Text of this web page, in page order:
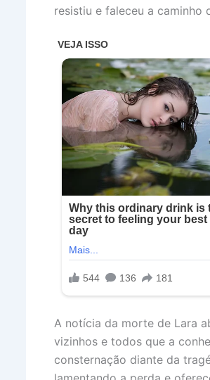
resistiu e faleceu a caminho
A notícia da morte de Lara
vizinhos e todos que a
consternação diante da